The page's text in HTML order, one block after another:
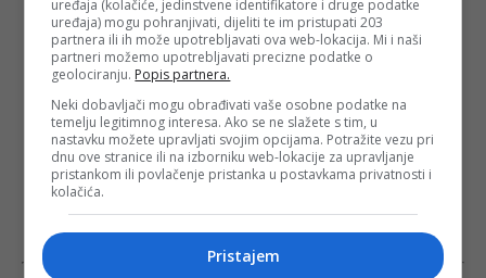
uređaja (kolačiće, jedinstvene identifikatore i druge podatke
uređaja) mogu pohranjivati, dijeliti te im pristupati 203
partnera ili ih može upotrebljavati ova web-lokacija. Mi i naši
partneri možemo upotrebljavati precizne podatke o
geolociranju. Popis partnera.
Neki dobavljači mogu obrađivati vaše osobne podatke na
temelju legitimnog interesa. Ako se ne slažete s tim, u
nastavku možete upravljati svojim opcijama. Potražite vezu pri
dnu ove stranice ili na izborniku web-lokacije za upravljanje
pristankom ili povlačenje pristanka u postavkama privatnosti i
kolačića.
Pristajem